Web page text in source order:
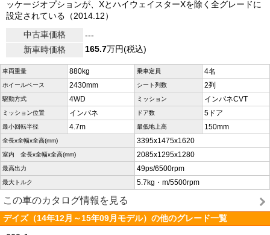
ッケージオプションが、XとハイウェイスターXを除く全グレードに
設定されている（2014.12）
中古車価格
---
新車時価格
165.7万円(税込)
車両重量 880kg 乗車定員 4名
ホイールベース 2430mm シート列数 2列
駆動方式 4WD ミッション インパネCVT
ミッション位置 インパネ ドア数 5ドア
最小回転半径 4.7m 最低地上高 150mm
全長x全幅x全高(mm) 3395x1475x1620
室内 全長x全幅x全高(mm) 2085x1295x1280
最高出力 49ps/6500rpm
最大トルク 5.7kg・m/5500rpm
この車のカタログ情報を見る
デイズ（14年12月～15年09月モデル）の他のグレード一覧